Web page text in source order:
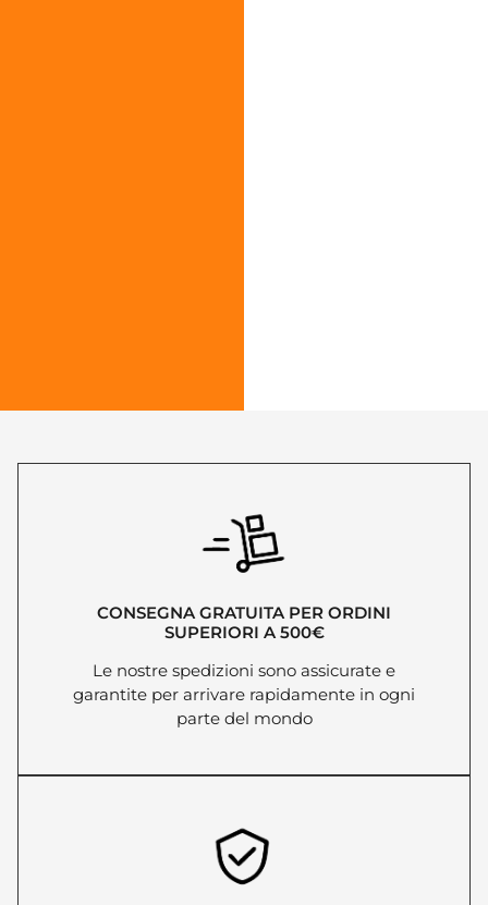
CONSEGNA GRATUITA PER ORDINI
SUPERIORI A 500€
Le nostre spedizioni sono assicurate e
garantite per arrivare rapidamente in ogni
parte del mondo